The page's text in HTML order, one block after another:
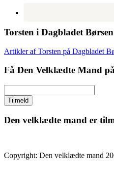
Torsten i Dagbladet Børsen
Artikler af Torsten på Dagbladet
Få Den Velklædte Mand
Den velklædte mand er
Copyright: Den velklædte mand